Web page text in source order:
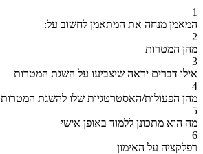
1
המאמן מנחה את המתאמן לחשוב על:
2
מהן המטרות
3
אילו דברים יראה שיצביעו על השגת המטרות
4
מהן הפעולות/האסטרטגיות שלו להשגת המטרות
5
מה הוא מתכונן ללמוד באופן אישי
6
רפלקציה על האימון